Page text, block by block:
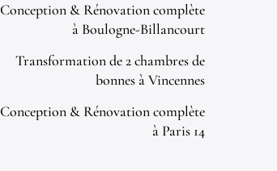
Conception & Rénovation complète
à Boulogne-Billancourt
Transformation de 2 chambres de
bonnes à Vincennes
Conception & Rénovation complète
à Paris 14